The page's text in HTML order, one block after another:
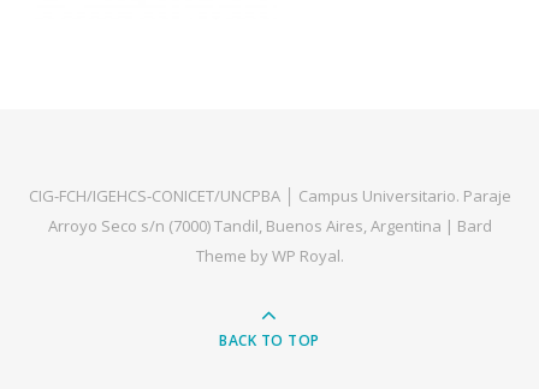
CIG-FCH/IGEHCS-CONICET/UNCPBA │ Campus Universitario. Paraje
Arroyo Seco s/n (7000) Tandil, Buenos Aires, Argentina | Bard
Theme byWP Royal.
BACK TO TOP